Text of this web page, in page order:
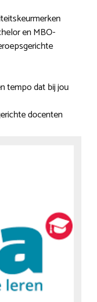
en MBO-
tempo dat bij jou
docenten